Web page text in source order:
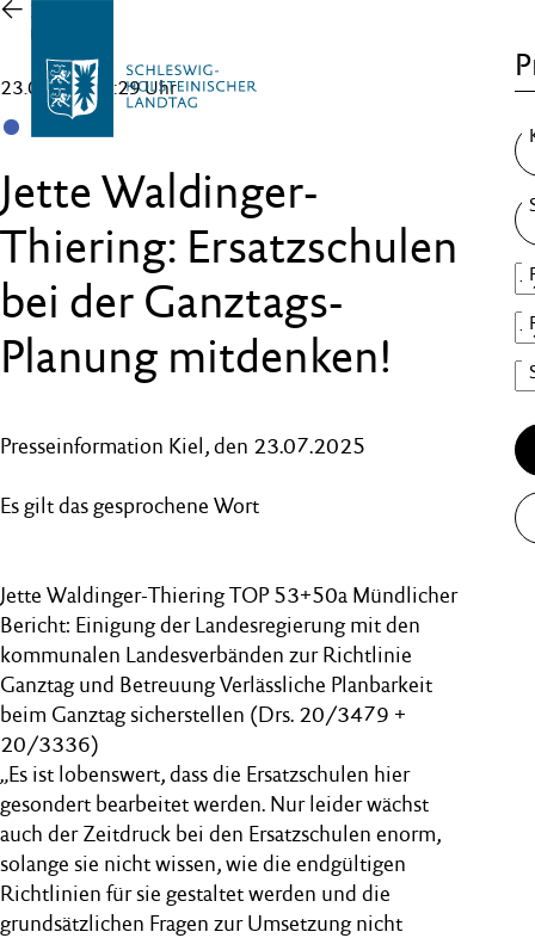
Zur
Übersicht
23.07.25 , 12:29 Uhr
Jette Waldinger-
Thiering: Ersatzschulen
bei der Ganztags-
Planung mitdenken!
Presseinformation Kiel, den 23.07.2025
Es gilt das gesprochene Wort
Jette Waldinger-Thiering TOP 53+50a Mündlicher
Bericht: Einigung der Landesregierung mit den
kommunalen Landesverbänden zur Richtlinie
Ganztag und Betreuung Verlässliche Planbarkeit
beim Ganztag sicherstellen (Drs. 20/3479 +
20/3336)
„Es ist lobenswert, dass die Ersatzschulen hier
gesondert bearbeitet werden. Nur leider wächst
auch der Zeitdruck bei den Ersatzschulen enorm,
solange sie nicht wissen, wie die endgültigen
Richtlinien für sie gestaltet werden und die
grundsätzlichen Fragen zur Umsetzung nicht